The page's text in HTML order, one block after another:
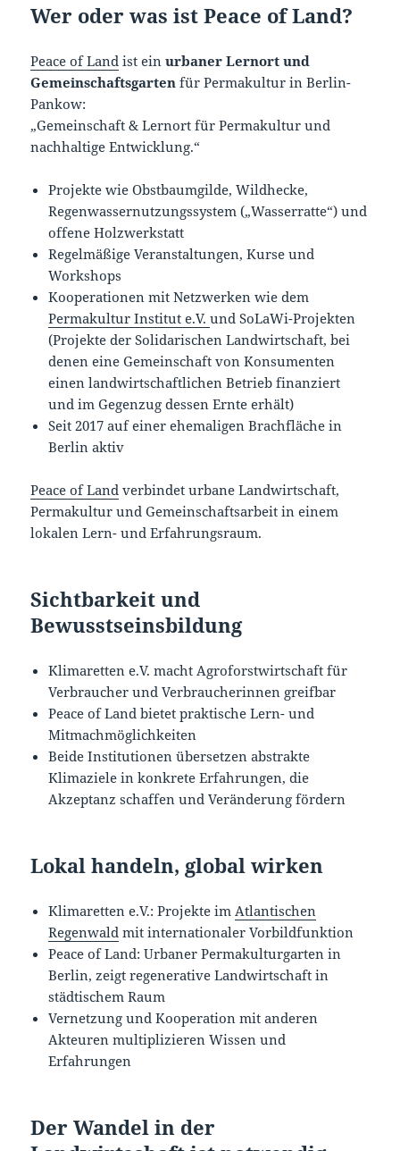
Wer oder was ist Peace of Land?
Peace of Land ist einurbaner Lernort und
Gemeinschaftsgarten für Permakultur in Berlin-
Pankow:
„Gemeinschaft & Lernort für Permakultur und
nachhaltige Entwicklung.“
Projekte wie Obstbaumgilde, Wildhecke,
Regenwassernutzungssystem („Wasserratte“) und
offene Holzwerkstatt
Regelmäßige Veranstaltungen, Kurse und
Workshops
Kooperationen mit Netzwerken wie dem
Permakultur Institut e.V.und SoLaWi-Projekten
(Projekte der Solidarischen Landwirtschaft, bei
denen eine Gemeinschaft von Konsumenten
einen landwirtschaftlichen Betrieb finanziert
und im Gegenzug dessen Ernte erhält)
Seit 2017 auf einer ehemaligen Brachfläche in
Berlin aktiv
Peace of Land verbindet urbane Landwirtschaft,
Permakultur und Gemeinschaftsarbeit in einem
lokalen Lern- und Erfahrungsraum.
Sichtbarkeit und
Bewusstseinsbildung
Klimaretten e.V. macht Agroforstwirtschaft für
Verbraucher und Verbraucherinnen greifbar
Peace of Land bietet praktische Lern- und
Mitmachmöglichkeiten
Beide Institutionen übersetzen abstrakte
Klimaziele in konkrete Erfahrungen, die
Akzeptanz schaffen und Veränderung fördern
Lokal handeln, global wirken
Klimaretten e.V.: Projekte im Atlantischen
Regenwald mit internationaler Vorbildfunktion
Peace of Land: Urbaner Permakulturgarten in
Berlin, zeigt regenerative Landwirtschaft in
städtischem Raum
Vernetzung und Kooperation mit anderen
Akteuren multiplizieren Wissen und
Erfahrungen
Der Wandel in der